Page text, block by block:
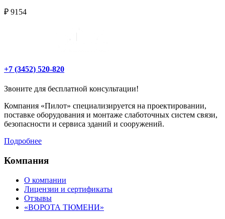
₽ 9154
+7 (3452) 520-820
Звоните для бесплатной консультации!
Компания «Пилот» специализируется на проектировании,
поставке оборудования и монтаже слаботочных систем связи,
безопасности и сервиса зданий и сооружений.
Подробнее
Компания
О компании
Лицензии и сертификаты
Отзывы
«ВОРОТА ТЮМЕНИ»